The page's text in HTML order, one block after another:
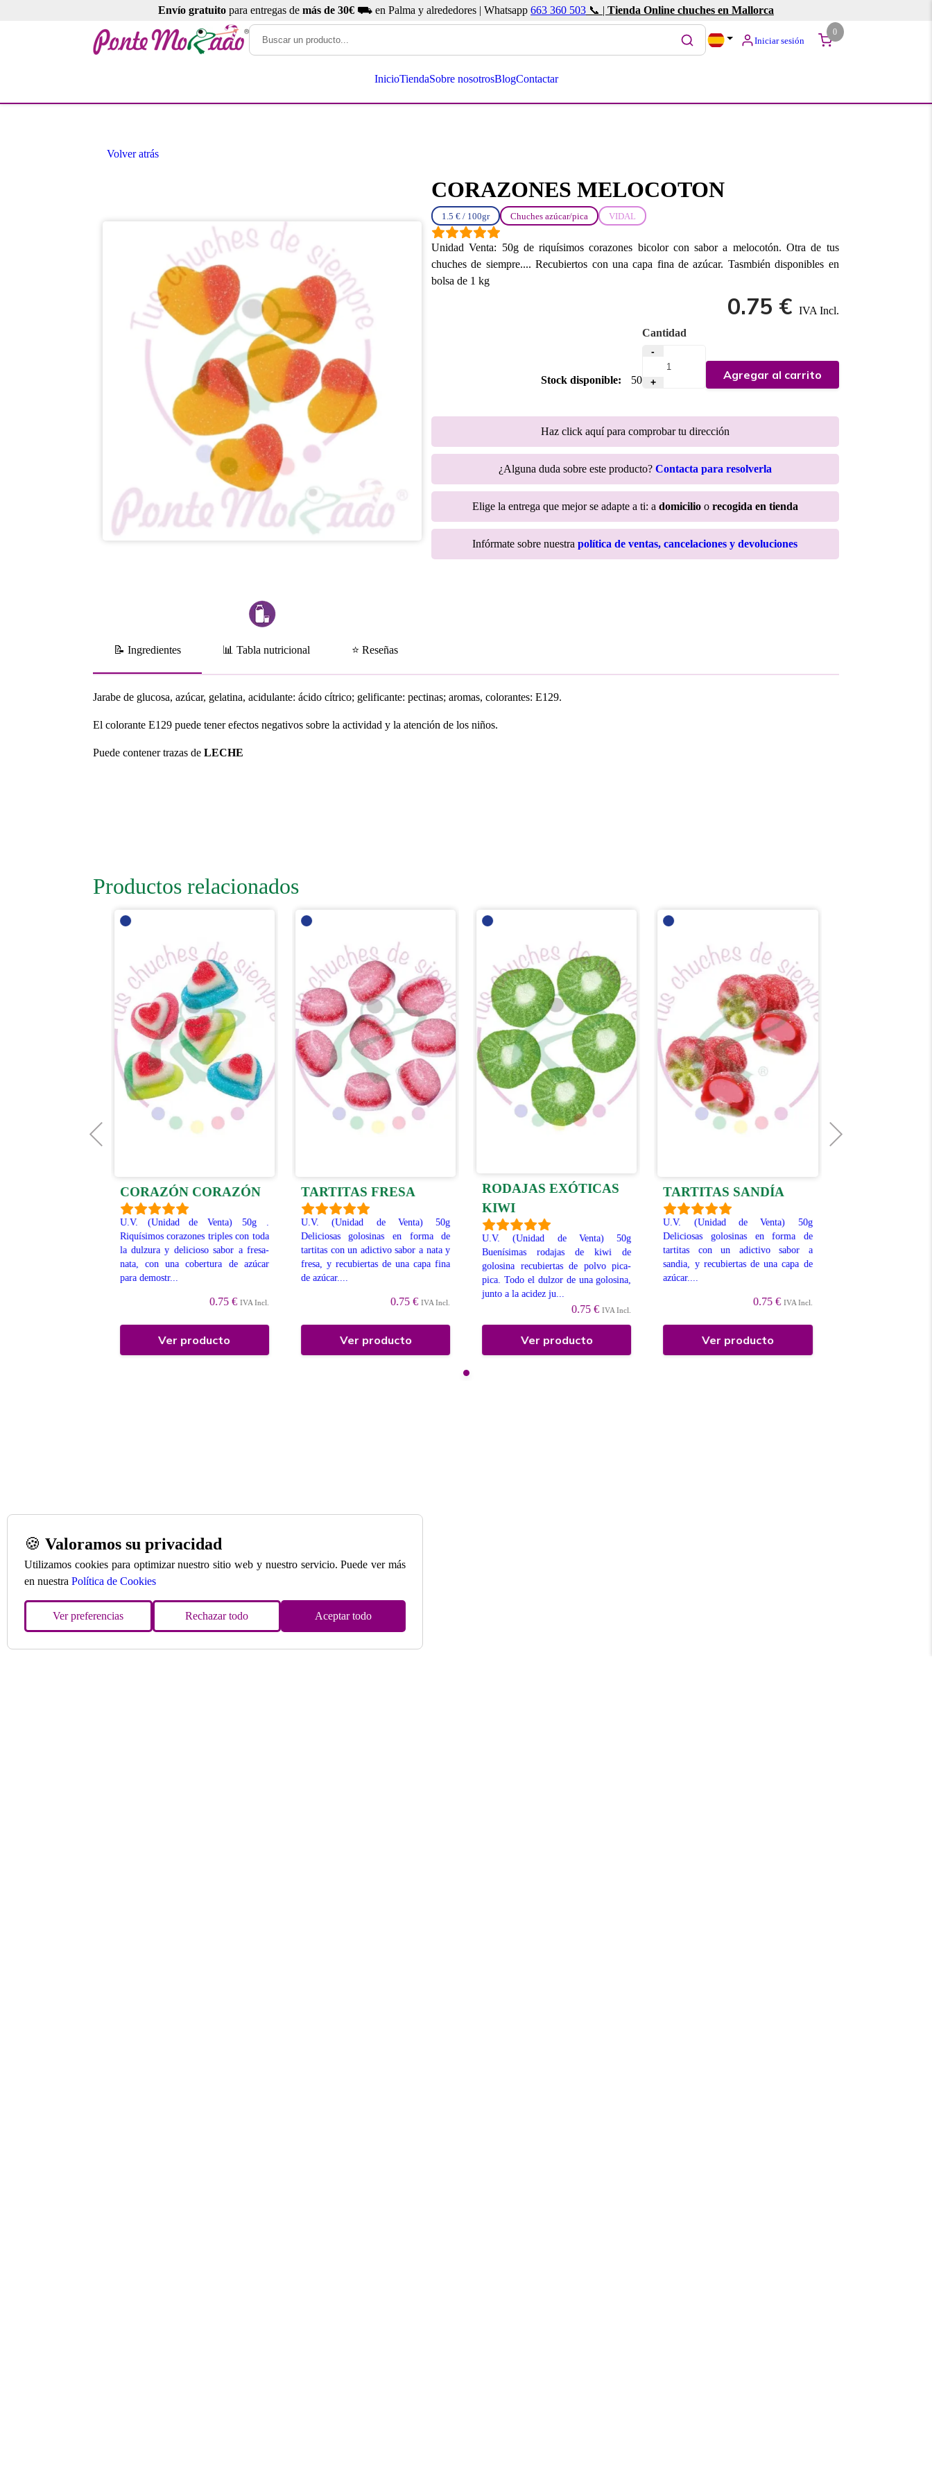
Envío gratuito para entregas de más de 30€ ⛟ en Palma y alrededores | Whatsapp 663 360 503 📞 | Tienda Online chuches en Mallorca
Iniciar sesión
0
InicioTiendaSobre nosotrosBlogContactar
Volver atrás
CORAZONES MELOCOTON
1.5 € / 100gr Chuches azúcar/pica VIDAL
Unidad Venta: 50g de riquísimos corazones bicolor con sabor a melocotón. Otra de tus
chuches de siempre.... Recubiertos con una capa fina de azúcar. Tasmbién disponibles en
bolsa de 1 kg
0.75 € IVA Incl.
Stock disponible: 50
Cantidad
-
+
Agregar al carrito
Haz click aquí para comprobar tu dirección
¿Alguna duda sobre este producto? Contacta para resolverla
Elige la entrega que mejor se adapte a ti: a domicilio o recogida en tienda
Infórmate sobre nuestrapolítica de ventas, cancelaciones y devoluciones
📝 Ingredientes 📊 Tabla nutricional ⭐ Reseñas
Jarabe de glucosa, azúcar, gelatina, acidulante: ácido cítrico; gelificante: pectinas; aromas, colorantes: E129.
El colorante E129 puede tener efectos negativos sobre la actividad y la atención de los niños.
Puede contener trazas deLECHE
Productos relacionados
CORAZÓN CORAZÓN
U.V. (Unidad de Venta) 50g .
Riquísimos corazones triples con toda
la dulzura y delicioso sabor a fresa-
nata, con una cobertura de azúcar
para demostr...
0.75 € IVA Incl.
Ver producto
TARTITAS FRESA
U.V. (Unidad de Venta) 50g
Deliciosas golosinas en forma de
tartitas con un adictivo sabor a nata y
fresa, y recubiertas de una capa fina
de azúcar....
0.75 € IVA Incl.
Ver producto
RODAJAS EXÓTICAS
KIWI
U.V. (Unidad de Venta) 50g
Buenísimas rodajas de kiwi de
golosina recubiertas de polvo pica-
pica. Todo el dulzor de una golosina,
junto a la acidez ju...
0.75 € IVA Incl.
Ver producto
TARTITAS SANDÍA
U.V. (Unidad de Venta) 50g
Deliciosas golosinas en forma de
tartitas con un adictivo sabor a
sandia, y recubiertas de una capa de
azúcar....
0.75 € IVA Incl.
Ver producto
🍪 Valoramos su privacidad
Utilizamos cookies para optimizar nuestro sitio web y nuestro servicio. Puede ver más
en nuestra Política de Cookies
Ver preferencias Rechazar todo Aceptar todo